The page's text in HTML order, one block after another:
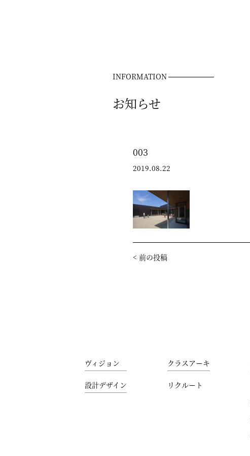
INFORMATION
お知らせ
003
2019.08.22
< 前の投稿
ヴィジョン
設計デザイン
クラスアーキ
リクルート